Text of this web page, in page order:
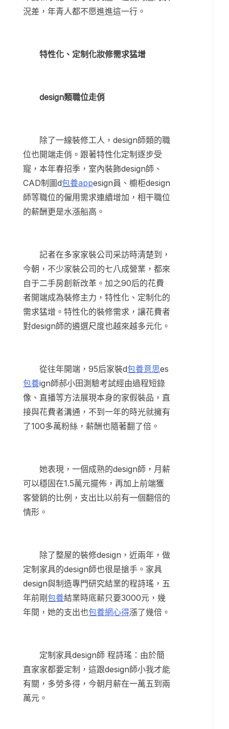
況差，年青人都不愿進進這一行。
特性化、定制化妝修需求猛增
design類職位走俏
除了一線裝修工人，design師類的職
位也開端走俏。跟著特性化定制逐步受
寵，本年春招季，室內裝飾design師、
CAD制圖d包養appesign員、櫥柜design
師等職位的僱用需求連續增加，相干職位
的薪酬更是水漲船高。
記者在多家家裝公司采訪時清楚到，
今朝，不少家裝公司的七八成營業，都來
自于二手房創新改革。加之90后的花費
者開端成為裝修主力，特性化、定制化的
需求猛增。特性化的裝修需求，讓花費者
對design師的遴選尺度也越來越多元化。
從往年開端，95后家裝d包養意思es
包養ign師郝小田測驗考試經由過程短錄
像、直播等方法展現本身的家假裝品，直
接與花費者溝通，不到一年的時光就擁有
了100多萬粉絲，薪酬也隨著翻了倍。
她表現，一個成熟的design師，月薪
可以穩固在1.5萬元擺佈，再加上前端獲
客營銷的比例，支出比以前有一個翻倍的
情形。
除了整屋的裝修design，近兩年，做
定制家具的design師也很是搶手。家具
design與制造專門研究結業的程詩瑤，五
年前剛包養結業時底薪只要3000元，幾
年間，她的支出也包養網心得漲了幾倍。
定制家具design師 程詩瑤：由於簡
直家家都要定制，這跟design師小我才能
有關，多勞多得，今朝月薪在一萬五到兩
萬元。